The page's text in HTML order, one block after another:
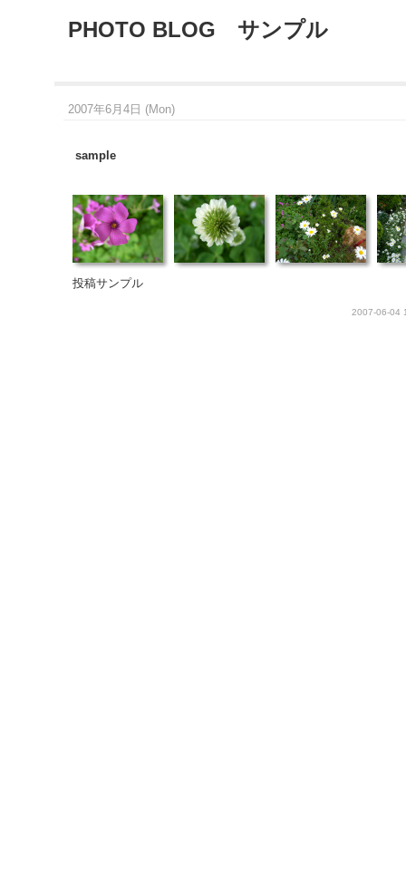
PHOTO BLOG サンプル
2007年6月4日 (Mon)
sample
投稿サンプル
2007-06-04